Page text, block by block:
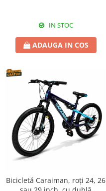
IN STOC
ADAUGA IN COS
Bicicletă Caraiman, roți 24, 26